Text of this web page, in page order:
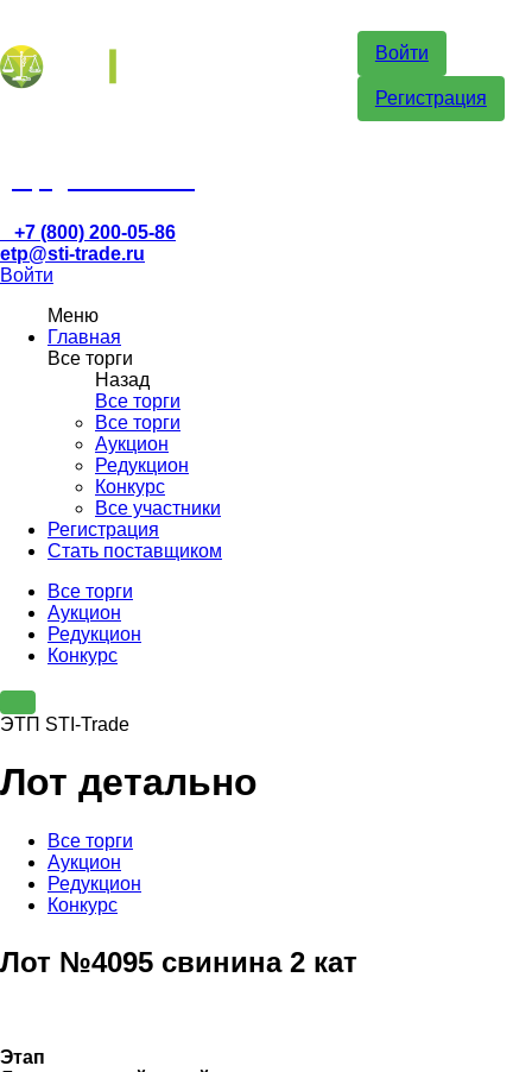
Войти
Регистрация
+7 (800) 200-05-86
etp@sti-trade.ru
Войти
Меню
Главная
Все торги
Назад
Все торги
Все торги
Аукцион
Редукцион
Конкурс
Все участники
Регистрация
Стать поставщиком
Все торги
Аукцион
Редукцион
Конкурс
ЭТП STI-Trade
Лот детально
Все торги
Аукцион
Редукцион
Конкурс
Лот №4095 свинина 2 кат
Этап